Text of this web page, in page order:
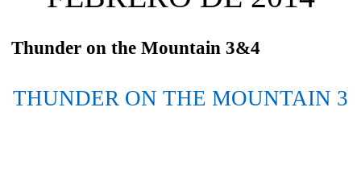
Thunder on the Mountain 3&4
THUNDER ON THE MOUNTAIN 3